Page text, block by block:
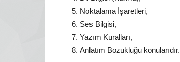
Noktalama İşaretleri,
Ses Bilgisi,
Yazım Kuralları,
Anlatım Bozukluğu konularıdır.